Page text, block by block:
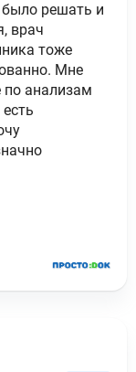
решать и
врач
тоже
Мне
по анализам